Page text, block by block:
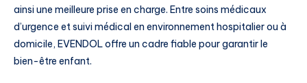
ainsi une meilleure prise en charge. Entre soins médicaux
d’urgence et suivi médical en environnement hospitalier ou à
domicile, EVENDOL offre un cadre fiable pour garantir le
bien-être enfant.